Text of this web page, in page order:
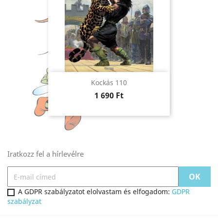
Kockás 110
Ár
1 690 Ft
Iratkozz fel a hírlevélre
A GDPR szabályzatot elolvastam és elfogadom: GDPR
szabályzat